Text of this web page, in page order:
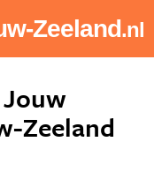
Zeeland.nl
Zeeland